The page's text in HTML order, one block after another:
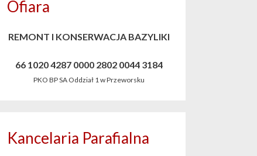
Ofiara
REMONT I KONSERWACJA BAZYLIKI
66 1020 4287 0000 2802 0044 3184
PKO BP SA Oddział 1 w Przeworsku
Kancelaria Parafialna